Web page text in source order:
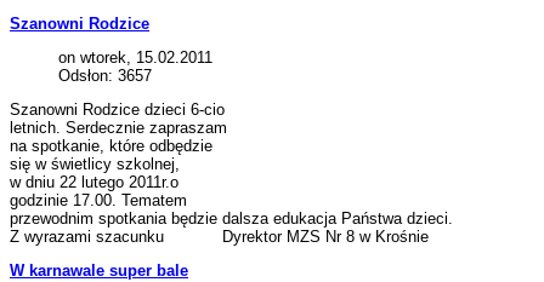
Szanowni Rodzice
on wtorek, 15.02.2011
Odsłon: 3657
Szanowni Rodzice dzieci 6-cio
letnich. Serdecznie zapraszam
na spotkanie, które odbędzie
się w świetlicy szkolnej,
w dniu 22 lutego 2011r.o
godzinie 17.00. Tematem
przewodnim spotkania będzie dalsza edukacja Państwa dzieci.
Z wyrazami szacunku Dyrektor MZS Nr 8 w Krośnie
W karnawale super bale